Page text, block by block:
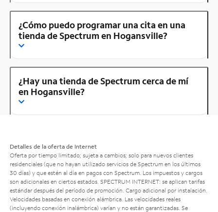
¿Cómo puedo programar una cita en una
tienda de Spectrum en Hogansville?
¿Hay una tienda de Spectrum cerca de mí
en Hogansville?
Detalles de la oferta de Internet
Oferta por tiempo limitado; sujeta a cambios; solo para nuevos clientes
residenciales (que no hayan utilizado servicios de Spectrum en los últimos
30 días) y que estén al día en pagos con Spectrum. Los impuestos y cargos
son adicionales en ciertos estados. SPECTRUM INTERNET: se aplican tarifas
estándar después del período de promoción. Cargo adicional por instalación.
Velocidades basadas en conexión alámbrica. Las velocidades reales
(incluyendo conexión inalámbrica) varían y no están garantizadas. Se